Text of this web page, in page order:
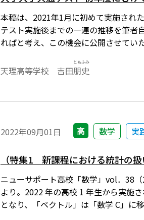
本稿は、2021年1月に初めて実施され
テスト実施後までの一連の推移を筆者
ればと考え、この機会に公開させてい
天理高等学校 吉田朋史
ともふみ
2022年09月01日 高 数学 実
（特集1 新課程における統計の
ニューサポート高校「数学」vol．38
より。2022 年の高校 1 年生から実施
となり、「ベクトル」は「数学 C」に